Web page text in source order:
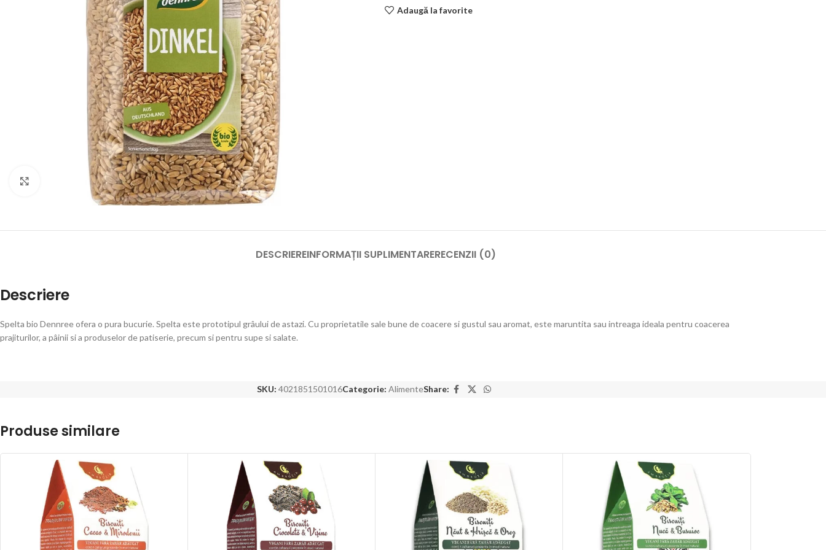
Faceți click pentru a mări
Adaugă la favorite
DESCRIEREINFORMAȚII SUPLIMENTARERECENZII (0)
Descriere
Spelta bio Dennree ofera o pura bucurie. Spelta este prototipul grâului de astazi. Cu proprietatile sale bune de coacere si gustul sau aromat, este maruntita sau intreaga ideala pentru coacerea
prajiturilor, a pâinii si a produselor de patiserie, precum si pentru supe si salate.
SKU: 4021851501016Categorie: AlimenteShare:
Produse similare